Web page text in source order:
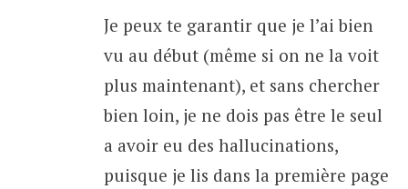
Je peux te garantir que je l’ai bien
vu au début (même si on ne la voit
plus maintenant), et sans chercher
bien loin, je ne dois pas être le seul
a avoir eu des hallucinations,
puisque je lis dans la première page